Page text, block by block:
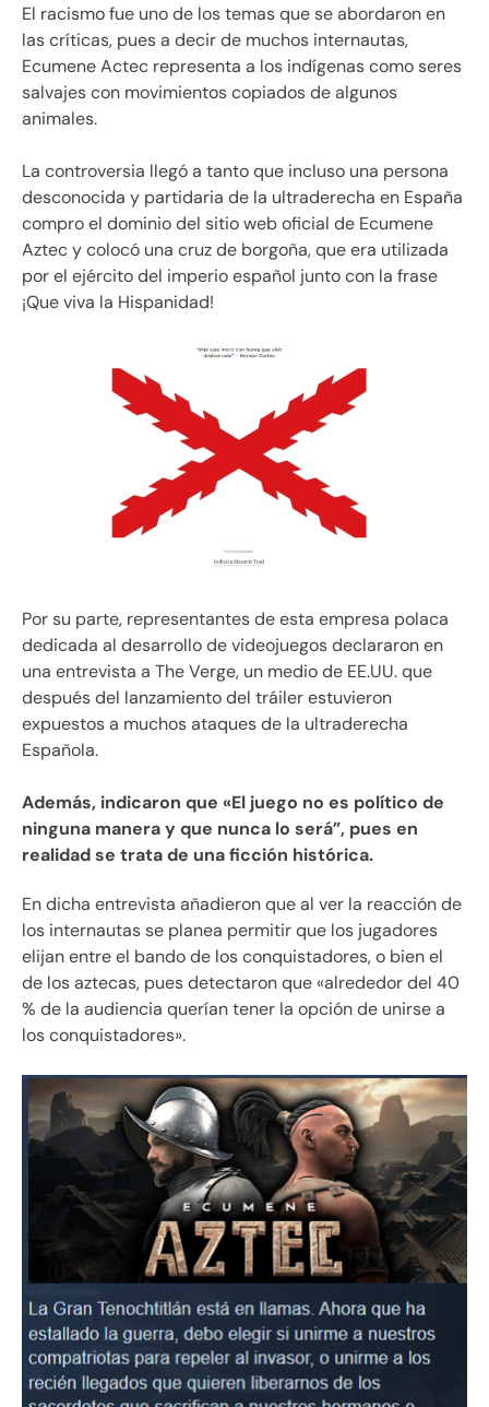
El racismo fue uno de los temas que se abordaron en
las críticas, pues a decir de muchos internautas,
Ecumene Actec representa a los indígenas como seres
salvajes con movimientos copiados de algunos
animales.
La controversia llegó a tanto que incluso una persona
desconocida y partidaria de la ultraderecha en España
compro el dominio del sitio web oficial de Ecumene
Aztec y colocó una cruz de borgoña, que era utilizada
por el ejército del imperio español junto con la frase
¡Que viva la Hispanidad!
Por su parte, representantes de esta empresa polaca
dedicada al desarrollo de videojuegos declararon en
una entrevista a The Verge, un medio de EE.UU. que
después del lanzamiento del tráiler estuvieron
expuestos a muchos ataques de la ultraderecha
Española.
Además, indicaron que «El juego no es político de
ninguna manera y que nunca lo será”, pues en
realidad se trata de una ficción histórica.
En dicha entrevista añadieron que al ver la reacción de
los internautas se planea permitir que los jugadores
elijan entre el bando de los conquistadores, o bien el
de los aztecas, pues detectaron que «alrededor del 40
% de la audiencia querían tener la opción de unirse a
los conquistadores».